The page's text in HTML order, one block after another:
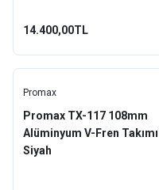
14.400,00TL
Promax
Promax TX-117 108mm
Alüminyum V-Fren Takımı
Siyah